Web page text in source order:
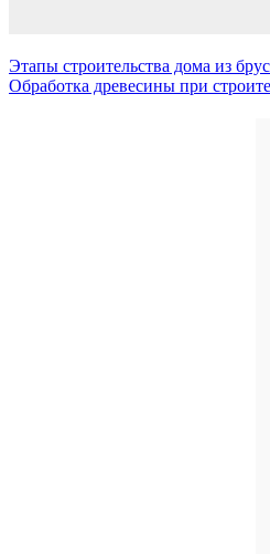
Этапы строительства дома из
Обработка древесины при